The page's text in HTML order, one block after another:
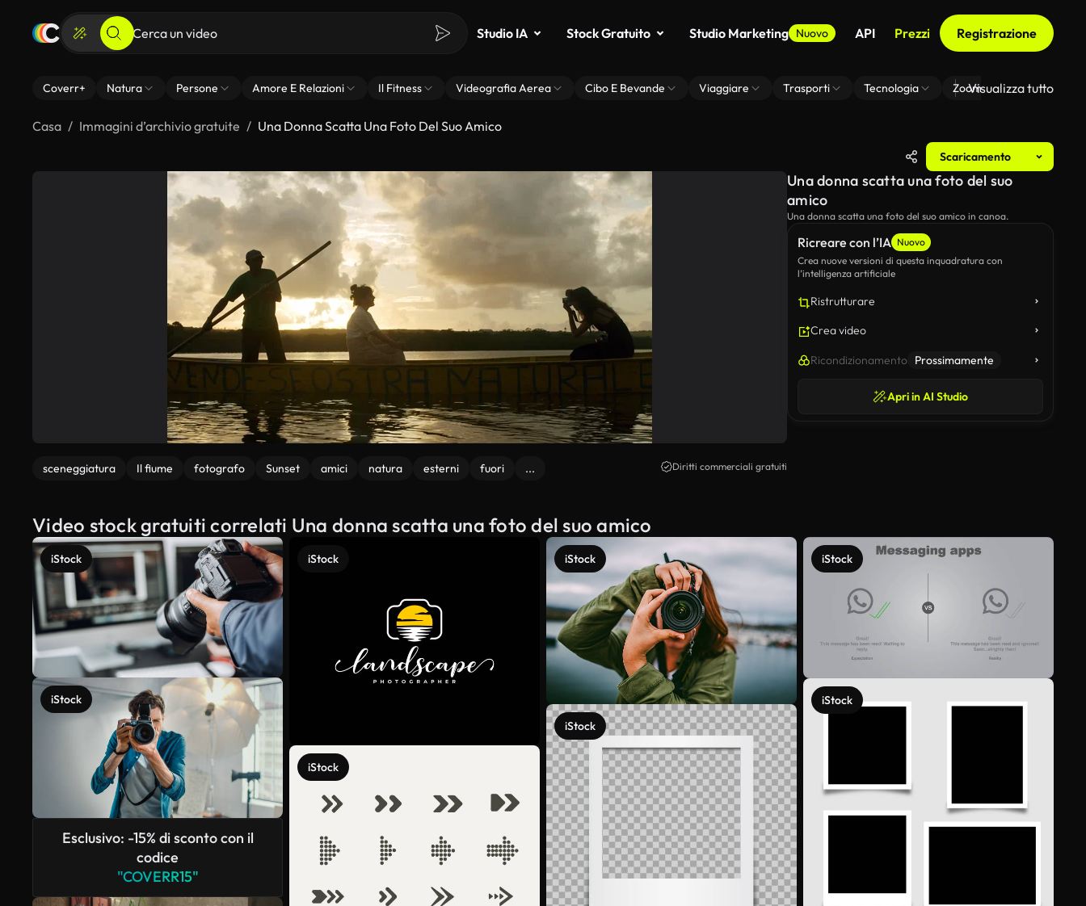
Studio IA Stock Gratuito Studio Marketing Nuovo API Prezzi Registrazione
Coverr+ Natura Persone Amore E Relazioni Il Fitness Videografia Aerea Cibo E Bevande Viaggiare Trasporti Tecnologia Zoom Di Sfondo Virtuale
Visualizza tutto
Casa Immagini d’archivio gratuite Una Donna Scatta Una Foto Del Suo Amico
Scaricamento
sceneggiatura Il fiume fotografo Sunset amici natura esterni fuori ... Diritti commerciali gratuiti
Ricreare con l’IA Nuovo
Crea nuove versioni di questa inquadratura con
l’intelligenza artificiale
Ristrutturare
Crea video
Ricondizionamento Prossimamente
Apri in AI Studio
Una donna scatta una foto del suo
amico
Una donna scatta una foto del suo amico in canoa.
Video stock gratuiti correlati Una donna scatta una foto del suo amico
iStock
iStock
Esclusivo: -15% di sconto con il
codice
"COVERR15"
iStock
iStock
iStock
iStock
iStock
iStock